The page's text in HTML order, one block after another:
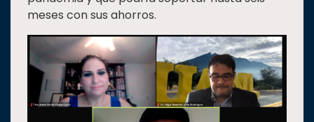
meses con sus ahorros.